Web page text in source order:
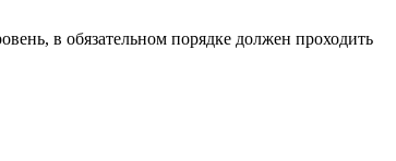
в обязательном порядке должен проходить